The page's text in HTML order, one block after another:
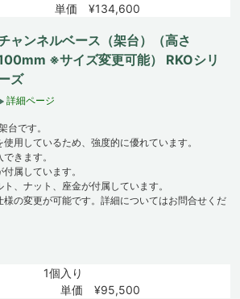
単価 ¥134,600
ャンネルベース（架台）（高さ
※サイズ変更可能） RKOシリ
ズ
詳細ページ
台です。
用しているため、強度的に優れています。
きます。
属しています。
、ナット、座金が付属しています。
の変更が可能です。詳細についてはお問合せくだ
1個入り
単価 ¥95,500